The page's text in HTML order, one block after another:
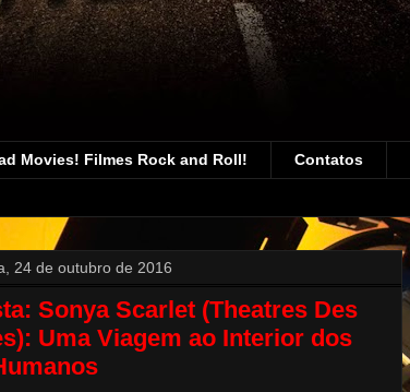
Movies! Filmes Rock and Roll! Contatos
24 de outubro de 2016
Sonya Scarlet (Theatres Des
Uma Viagem ao Interior dos